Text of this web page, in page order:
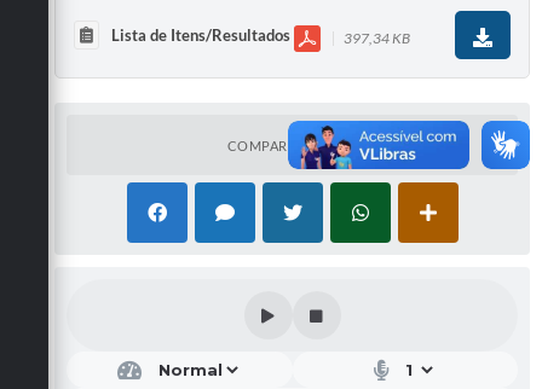
Lista de Itens/Resultados 397,34 KB
COMPARTILHAR